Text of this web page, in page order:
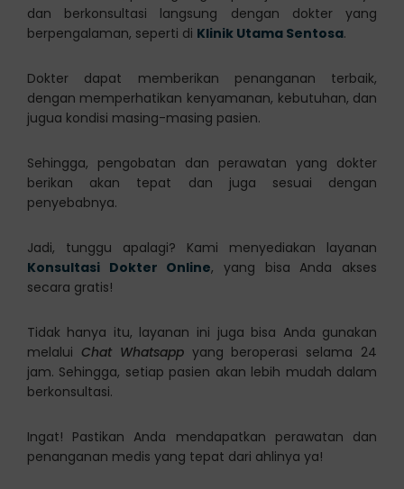
dan berkonsultasi langsung dengan dokter yang
berpengalaman, seperti di Klinik Utama Sentosa.
Dokter dapat memberikan penanganan terbaik,
dengan memperhatikan kenyamanan, kebutuhan, dan
jugua kondisi masing-masing pasien.
Sehingga, pengobatan dan perawatan yang dokter
berikan akan tepat dan juga sesuai dengan
penyebabnya.
Jadi, tunggu apalagi? Kami menyediakan layanan
Konsultasi Dokter Online, yang bisa Anda akses
secara gratis!
Tidak hanya itu, layanan ini juga bisa Anda gunakan
melalui Chat Whatsappyang beroperasi selama 24
jam. Sehingga, setiap pasien akan lebih mudah dalam
berkonsultasi.
Ingat! Pastikan Anda mendapatkan perawatan dan
penanganan medis yang tepat dari ahlinya ya!